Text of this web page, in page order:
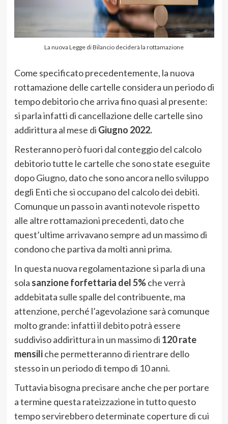
La nuova Legge di Bilancio deciderà la rottamazione
Come specificato precedentemente, la nuova
rottamazione delle cartelle considera un periodo di
tempo debitorio che arriva fino quasi al presente:
si parla infatti di cancellazione delle cartelle sino
addirittura al mese di Giugno 2022.
Resteranno però fuori dal conteggio del calcolo
debitorio tutte le cartelle che sono state eseguite
dopo Giugno, dato che sono ancora nello sviluppo
degli Enti che si occupano del calcolo dei debiti.
Comunque un passo in avanti notevole rispetto
alle altre rottamazioni precedenti, dato che
quest’ultime arrivavano sempre ad un massimo di
condono che partiva da molti anni prima.
In questa nuova regolamentazione si parla di una
sola sanzione forfettaria del 5%che verrà
addebitata sulle spalle del contribuente, ma
attenzione, perché l’agevolazione sarà comunque
molto grande: infatti il debito potrà essere
suddiviso addirittura in un massimo di 120 rate
mensiliche permetteranno di rientrare dello
stesso in un periodo di tempo di 10 anni.
Tuttavia bisogna precisare anche che per portare
a termine questa rateizzazione in tutto questo
tempo servirebbero determinate coperture di cui